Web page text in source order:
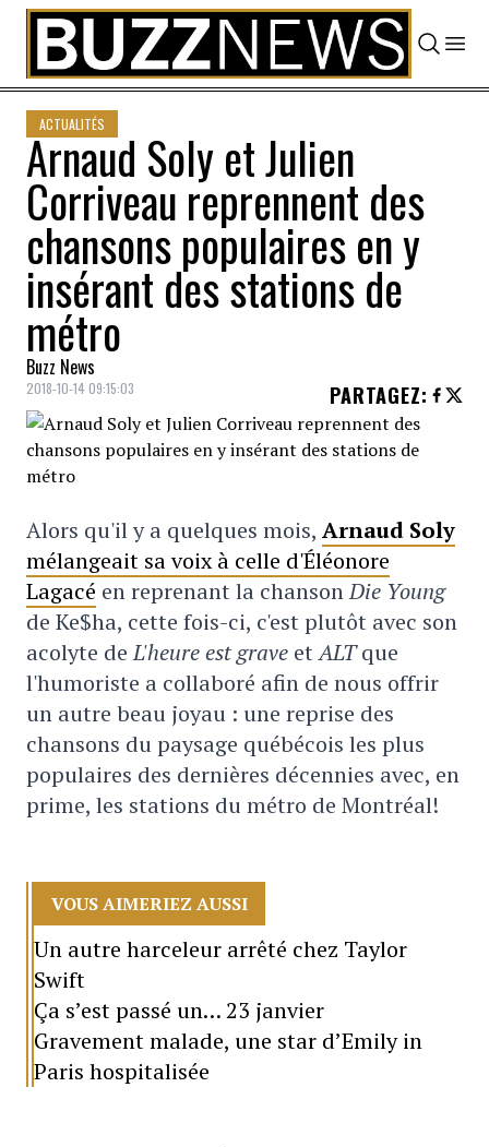
Skip to content
ACTUALITÉS
Arnaud Soly et Julien
Corriveau reprennent des
chansons populaires en y
insérant des stations de
métro
Buzz News
2018-10-14 09:15:03 PARTAGEZ:
Alors qu'il y a quelques mois, Arnaud Soly
mélangeait sa voix à celle d'Éléonore
Lagacé en reprenant la chansonDie Young
de Ke$ha, cette fois-ci, c'est plutôt avec son
acolyte deL'heure est grave etALTque
l'humoriste a collaboré afin de nous offrir
un autre beau joyau : une reprise des
chansons du paysage québécois les plus
populaires des dernières décennies avec, en
prime, les stations du métro de Montréal!
VOUS AIMERIEZ AUSSI
Un autre harceleur arrêté chez Taylor
Swift
Ça s’est passé un… 23 janvier
Gravement malade, une star d’Emily in
Paris hospitalisée